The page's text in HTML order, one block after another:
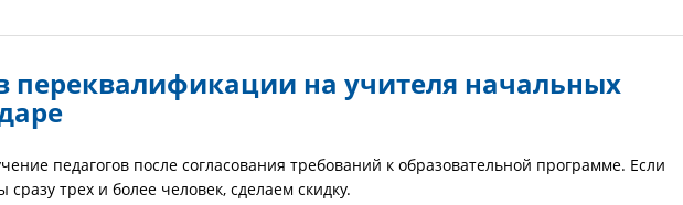
переквалификации на учителя начальных
педагогов после согласования требований к образовательной программе. Если
трех и более человек, сделаем скидку.